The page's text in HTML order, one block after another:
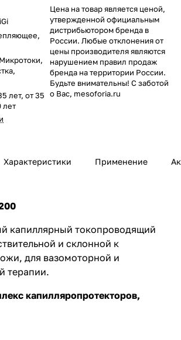
Микротоки,
лет, от 35
лет
Цена на товар является ценой,
утвержденной официальным
дистрибьютором бренда в
России. Любые отклонения от
цены производителя являются
нарушением правил продаж
бренда на территории России.
Будьте внимательны! С заботой
о Вас, mesoforia.ru
Характеристики Применение
капиллярный токопроводящий
и склонной к
для вазомоторной и
терапии.
капилляропротекторов,